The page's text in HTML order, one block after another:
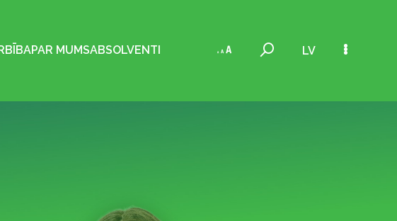
PAR MUMSABSOLVENTI LV